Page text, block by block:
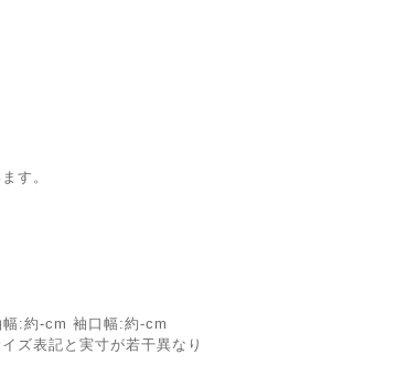
す。
:約-cm 袖口幅:約-cm
ズ表記と実寸が若干異なり